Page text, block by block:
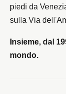
piedi da
sulla Via
Insieme, dal
mondo.